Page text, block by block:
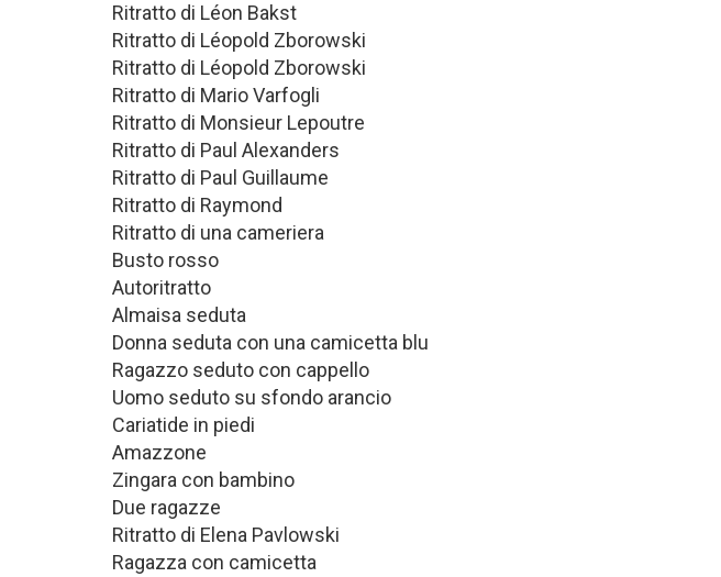
Ritratto di Léon Bakst
Ritratto di Léopold Zborowski
Ritratto di Léopold Zborowski
Ritratto di Mario Varfogli
Ritratto di Monsieur Lepoutre
Ritratto di Paul Alexanders
Ritratto di Paul Guillaume
Ritratto di Raymond
Ritratto di una cameriera
Busto rosso
Autoritratto
Almaisa seduta
Donna seduta con una camicetta blu
Ragazzo seduto con cappello
Uomo seduto su sfondo arancio
Cariatide in piedi
Amazzone
Zingara con bambino
Due ragazze
Ritratto di Elena Pavlowski
Ragazza con camicetta